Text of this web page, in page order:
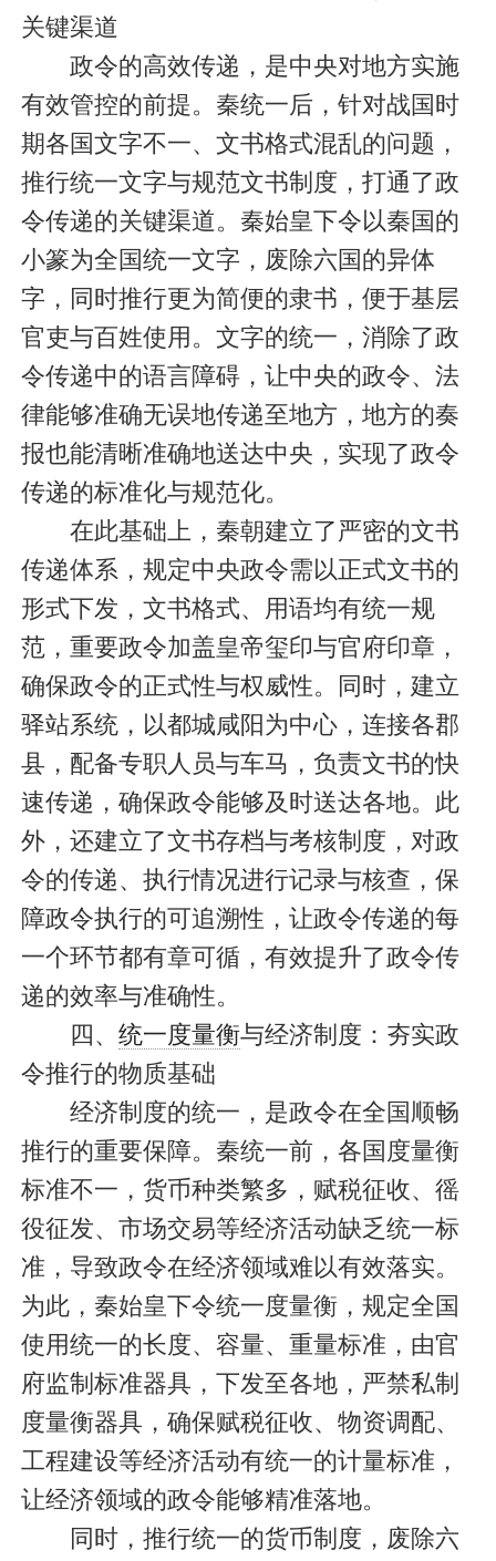
关键渠道
政令的高效传递，是中央对地方实施
有效管控的前提。秦统一后，针对战国时
期各国文字不一、文书格式混乱的问题，
推行统一文字与规范文书制度，打通了政
令传递的关键渠道。秦始皇下令以秦国的
小篆为全国统一文字，废除六国的异体
字，同时推行更为简便的隶书，便于基层
官吏与百姓使用。文字的统一，消除了政
令传递中的语言障碍，让中央的政令、法
律能够准确无误地传递至地方，地方的奏
报也能清晰准确地送达中央，实现了政令
传递的标准化与规范化。
在此基础上，秦朝建立了严密的文书
传递体系，规定中央政令需以正式文书的
形式下发，文书格式、用语均有统一规
范，重要政令加盖皇帝玺印与官府印章，
确保政令的正式性与权威性。同时，建立
驿站系统，以都城咸阳为中心，连接各郡
县，配备专职人员与车马，负责文书的快
速传递，确保政令能够及时送达各地。此
外，还建立了文书存档与考核制度，对政
令的传递、执行情况进行记录与核查，保
障政令执行的可追溯性，让政令传递的每
一个环节都有章可循，有效提升了政令传
递的效率与准确性。
四、 统一度量衡与经济制度：夯实政
令推行的物质基础
经济制度的统一，是政令在全国顺畅
推行的重要保障。秦统一前，各国度量衡
标准不一，货币种类繁多，赋税征收、徭
役征发、市场交易等经济活动缺乏统一标
准，导致政令在经济领域难以有效落实。
为此，秦始皇下令统一度量衡，规定全国
使用统一的长度、容量、重量标准，由官
府监制标准器具，下发至各地，严禁私制
度量衡器具，确保赋税征收、物资调配、
工程建设等经济活动有统一的计量标准，
让经济领域的政令能够精准落地。
同时，推行统一的货币制度，废除六